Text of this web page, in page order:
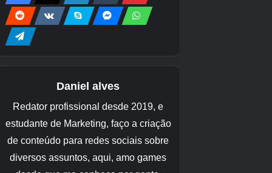
Research: Pony Tales e também há a nova
missão Precious Paths Special Research. Há
muito o que fazer em Pokémon Go fora do
você pode querer lutar na Go Battle League,
usar o Party Play, competir em um PokéStop
Showcase ou explorar uma rota para troca de
presentes. Fique de olho nos Pokémon raros e
não se esqueça de coletar Max Particles para
poder lutar contra Pokémon Dynamax em Max